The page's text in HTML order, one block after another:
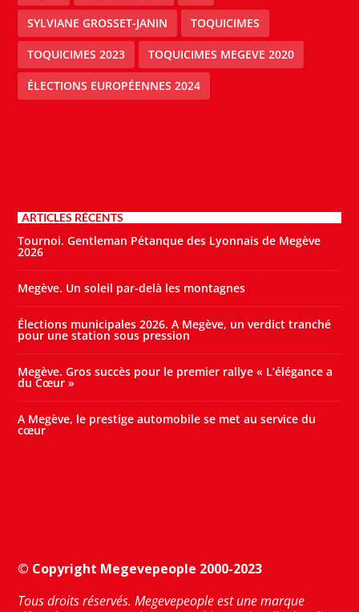
SYLVIANE GROSSET-JANIN TOQUICIMES
TOQUICIMES 2023 TOQUICIMES MEGEVE 2020
ÉLECTIONS EUROPÉENNES 2024
ARTICLES RÉCENTS
Tournoi. Gentleman Pétanque des Lyonnais de Megève
2026
Megève. Un soleil par-delà les montagnes
Élections municipales 2026. A Megève, un verdict tranché
pour une station sous pression
Megève. Gros succès pour le premier rallye « L’élégance a
du Cœur »
A Megève, le prestige automobile se met au service du
cœur
© Copyright Megevepeople 2000-2023
Tous droits réservés. Megevepeople est une marque